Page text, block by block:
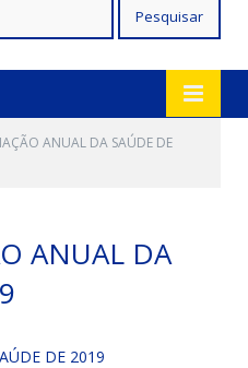
ANUAL DA SAÚDE DE
ANUAL DA
DE 2019